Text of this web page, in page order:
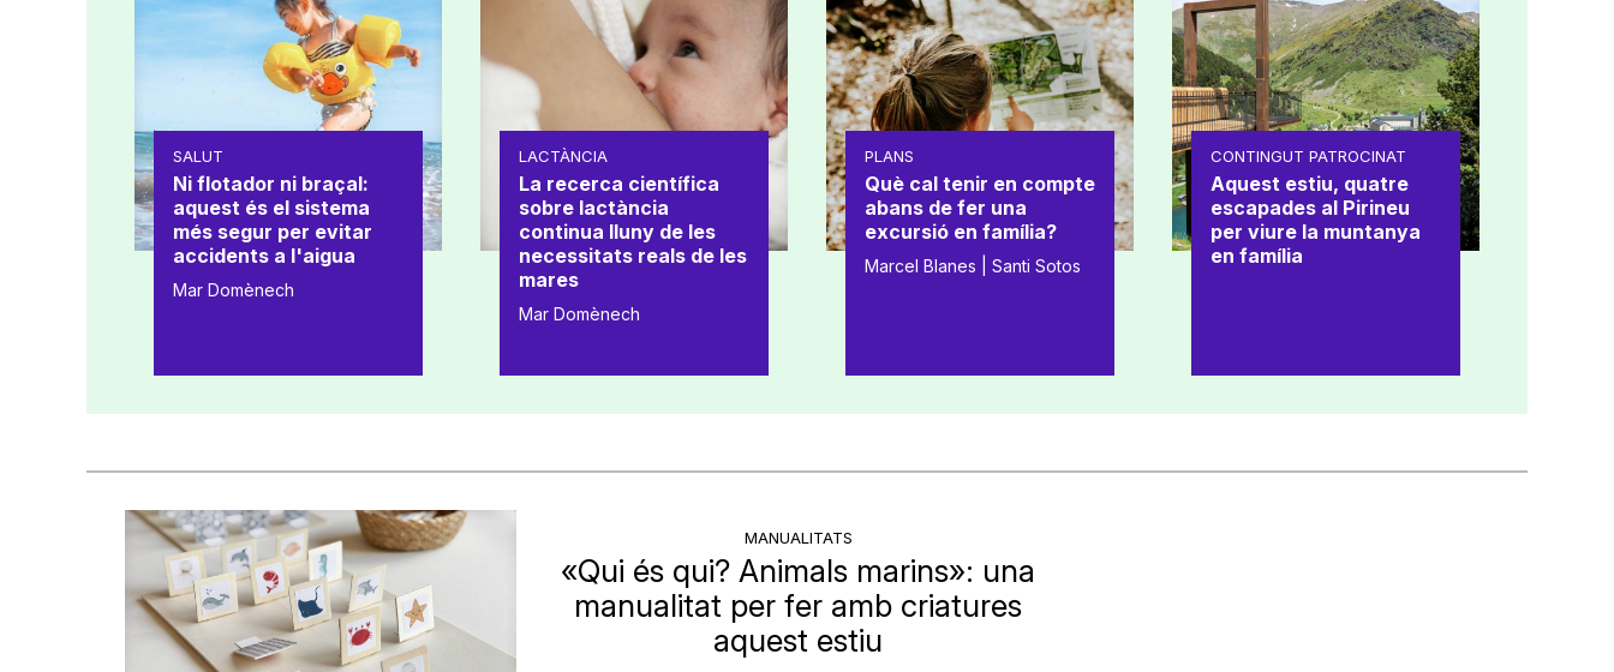
SALUT
Ni flotador ni braçal:
aquest és el sistema
més segur per evitar
accidents a l'aigua
Mar Domènech
LACTÀNCIA
La recerca científica
sobre lactància
continua lluny de les
necessitats reals de les
mares
Mar Domènech
PLANS
Què cal tenir en compte
abans de fer una
excursió en família?
Marcel Blanes | Santi Sotos
CONTINGUT PATROCINAT
Aquest estiu, quatre
escapades al Pirineu
per viure la muntanya
en família
MANUALITATS
«Qui és qui? Animals marins»: una
manualitat per fer amb criatures
aquest estiu